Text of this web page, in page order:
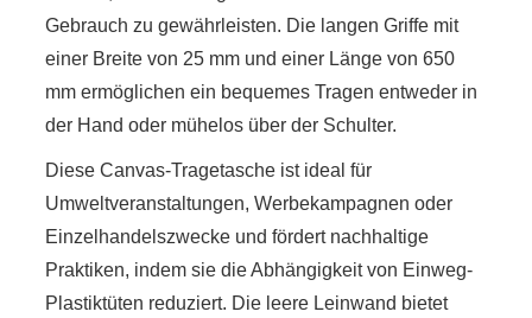
Gebrauch zu gewährleisten. Die langen Griffe mit
einer Breite von 25 mm und einer Länge von 650
mm ermöglichen ein bequemes Tragen entweder in
der Hand oder mühelos über der Schulter.
Diese Canvas-Tragetasche ist ideal für
Umweltveranstaltungen, Werbekampagnen oder
Einzelhandelszwecke und fördert nachhaltige
Praktiken, indem sie die Abhängigkeit von Einweg-
Plastiktüten reduziert. Die leere Leinwand bietet